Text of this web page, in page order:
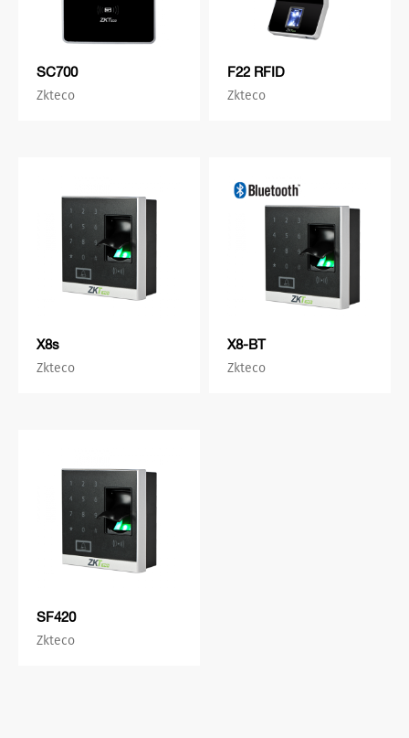
SC700
Zkteco
F22 RFID
Zkteco
X8s
Zkteco
X8-BT
Zkteco
SF420
Zkteco